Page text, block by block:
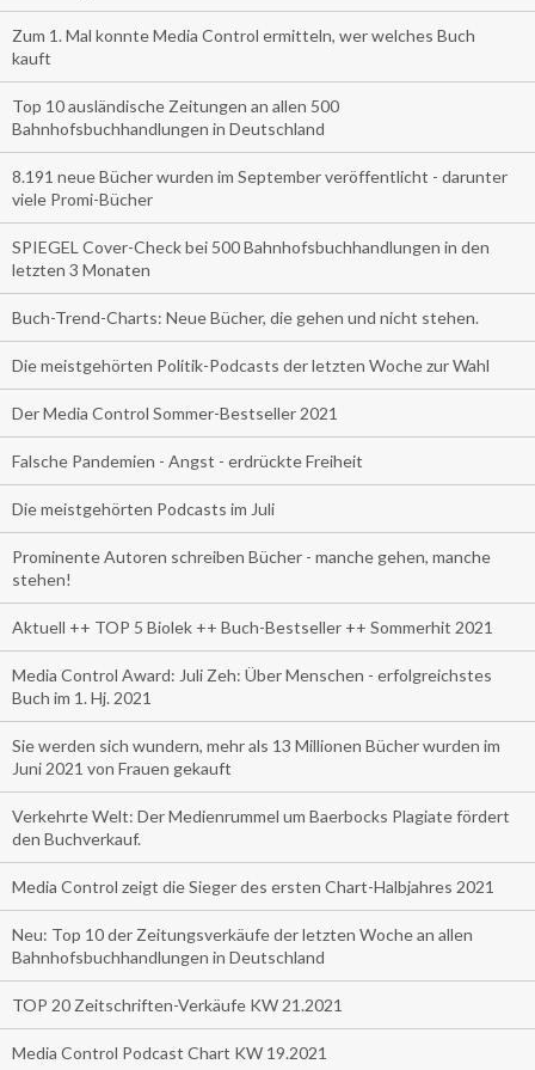
Zum 1. Mal konnte Media Control ermitteln, wer welches Buch
kauft
Top 10 ausländische Zeitungen an allen 500
Bahnhofsbuchhandlungen in Deutschland
8.191 neue Bücher wurden im September veröffentlicht - darunter
viele Promi-Bücher
SPIEGEL Cover-Check bei 500 Bahnhofsbuchhandlungen in den
letzten 3 Monaten
Buch-Trend-Charts: Neue Bücher, die gehen und nicht stehen.
Die meistgehörten Politik-Podcasts der letzten Woche zur Wahl
Der Media Control Sommer-Bestseller 2021
Falsche Pandemien - Angst - erdrückte Freiheit
Die meistgehörten Podcasts im Juli
Prominente Autoren schreiben Bücher - manche gehen, manche
stehen!
Aktuell ++ TOP 5 Biolek ++ Buch-Bestseller ++ Sommerhit 2021
Media Control Award: Juli Zeh: Über Menschen - erfolgreichstes
Buch im 1. Hj. 2021
Sie werden sich wundern, mehr als 13 Millionen Bücher wurden im
Juni 2021 von Frauen gekauft
Verkehrte Welt: Der Medienrummel um Baerbocks Plagiate fördert
den Buchverkauf.
Media Control zeigt die Sieger des ersten Chart-Halbjahres 2021
Neu: Top 10 der Zeitungsverkäufe der letzten Woche an allen
Bahnhofsbuchhandlungen in Deutschland
TOP 20 Zeitschriften-Verkäufe KW 21.2021
Media Control Podcast Chart KW 19.2021